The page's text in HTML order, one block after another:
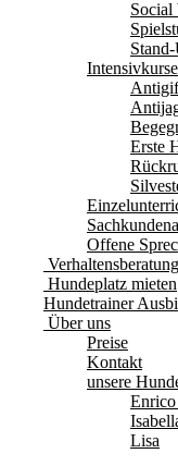
Intensivkurse
Erste
Offene
Verhaltensberatung
Hundeplatz mieten
Hundetrainer
Über uns
Preise
Kontakt
unsere
Enrico
Lisa